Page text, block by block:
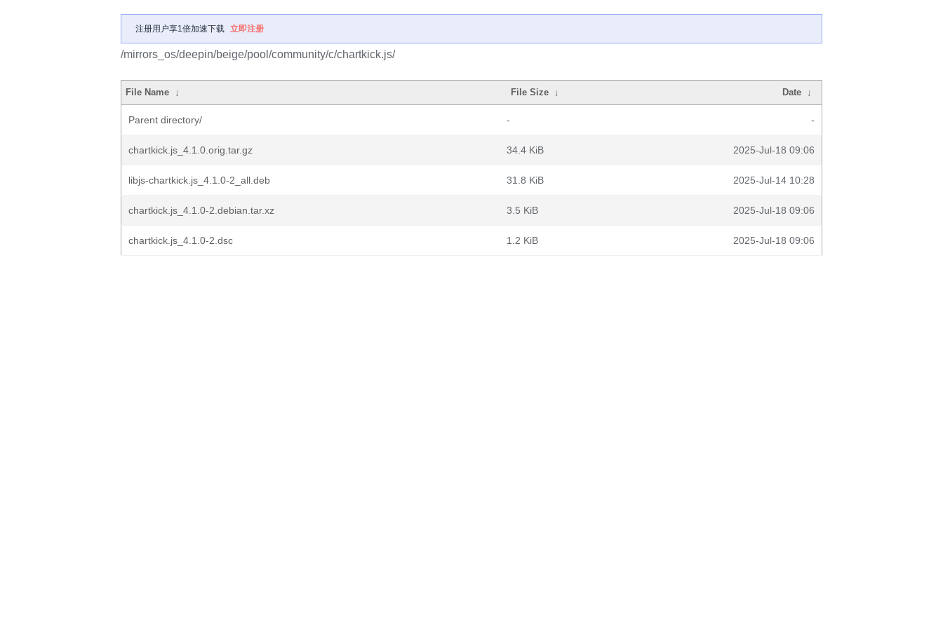
注册用户享1倍加速下载 立即注册
/mirrors_os/deepin/beige/pool/community/c/chartkick.js/
File Name ↓ File Size ↓ Date ↓
Parent directory/ - -
chartkick.js_4.1.0.orig.tar.gz 34.4 KiB 2025-Jul-18 09:06
libjs-chartkick.js_4.1.0-2_all.deb 31.8 KiB 2025-Jul-14 10:28
chartkick.js_4.1.0-2.debian.tar.xz 3.5 KiB 2025-Jul-18 09:06
chartkick.js_4.1.0-2.dsc 1.2 KiB 2025-Jul-18 09:06